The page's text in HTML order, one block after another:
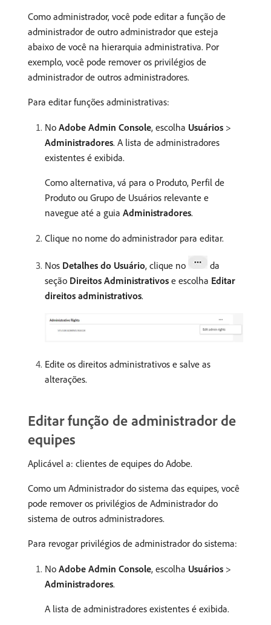
Como administrador, você pode editar a função de
administrador de outro administrador que esteja
abaixo de você na hierarquia administrativa. Por
exemplo, você pode remover os privilégios de
administrador de outros administradores.
Para editar funções administrativas:
No Adobe Admin Console, escolha Usuários >
Administradores. A lista de administradores
existentes é exibida.
Como alternativa, vá para o Produto, Perfil de
Produto ou Grupo de Usuários relevante e
navegue até a guia Administradores.
Clique no nome do administrador para editar.
Nos Detalhes do Usuário, clique no
da
seção Direitos Administrativos e escolha Editar
direitos administrativos.
Edite os direitos administrativos e salve as
alterações.
Editar função de administrador de
equipes
Aplicável a: clientes de equipes do Adobe.
Como um Administrador do sistema das equipes, você
pode remover os privilégios de Administrador do
sistema de outros administradores.
Para revogar privilégios de administrador do sistema:
No Adobe Admin Console, escolha Usuários >
Administradores.
A lista de administradores existentes é exibida.